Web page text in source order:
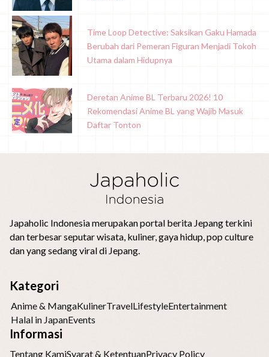
Time Loop Detective: Saksikan Gaku Hamada
Berubah dari Pemeran Figuran Menjadi Tokoh
Utama dalam Hidupnya
Deretan Anime BL Terbaru 2026! 10
Rekomendasi Anime BL yang Wajib Masuk
Daftar Tonton
Japaholic Indonesia merupakan portal berita Jepang terkini
dan terbesar seputar wisata, kuliner, gaya hidup, pop culture
dan yang sedang viral di Jepang.
Kategori
Anime & MangaKulinerTravelLifestyleEntertainment
Halal in JapanEvents
Informasi
Tentang KamiSyarat & KetentuanPrivacy Policy